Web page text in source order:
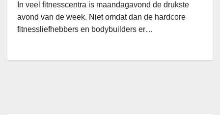
In veel fitnesscentra is maandagavond de drukste
avond van de week. Niet omdat dan de hardcore
fitnessliefhebbers en bodybuilders er…